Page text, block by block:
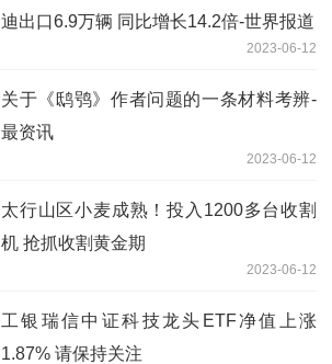
迪出口6.9万辆 同比增长14.2倍-世界报道
2023-06-12
关于《鸱鸮》作者问题的一条材料考辨-
最资讯
2023-06-12
太行山区小麦成熟！投入1200多台收割
机 抢抓收割黄金期
2023-06-12
工银瑞信中证科技龙头ETF净值上涨
1.87% 请保持关注